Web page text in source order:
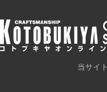
当サイ